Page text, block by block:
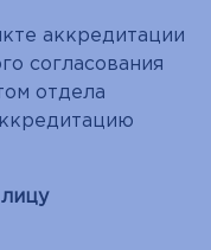
аккредитации
согласования
отдела